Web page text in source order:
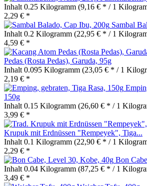
Inhalt 0.25 Kilogramm (9,16 € * / 1
2,29 € *
Sambal
Inhalt 0.2 Kilogramm (22,95 € * / 1
4,59 € *
Pedas (Rosta Pedas), Garuda, 95g
Inhalt 0.095 Kilogramm (23,05 € * / 1
2,19 € *
150g
Inhalt 0.15 Kilogramm (26,60 € * / 1
3,99 € *
Krupuk mit Erdnüssen "Rempeyek", Tiga...
Inhalt 0.1 Kilogramm (22,90 € * / 1
2,29 € *
Bon
Inhalt 0.04 Kilogramm (87,25 € * / 1
3,49 € *